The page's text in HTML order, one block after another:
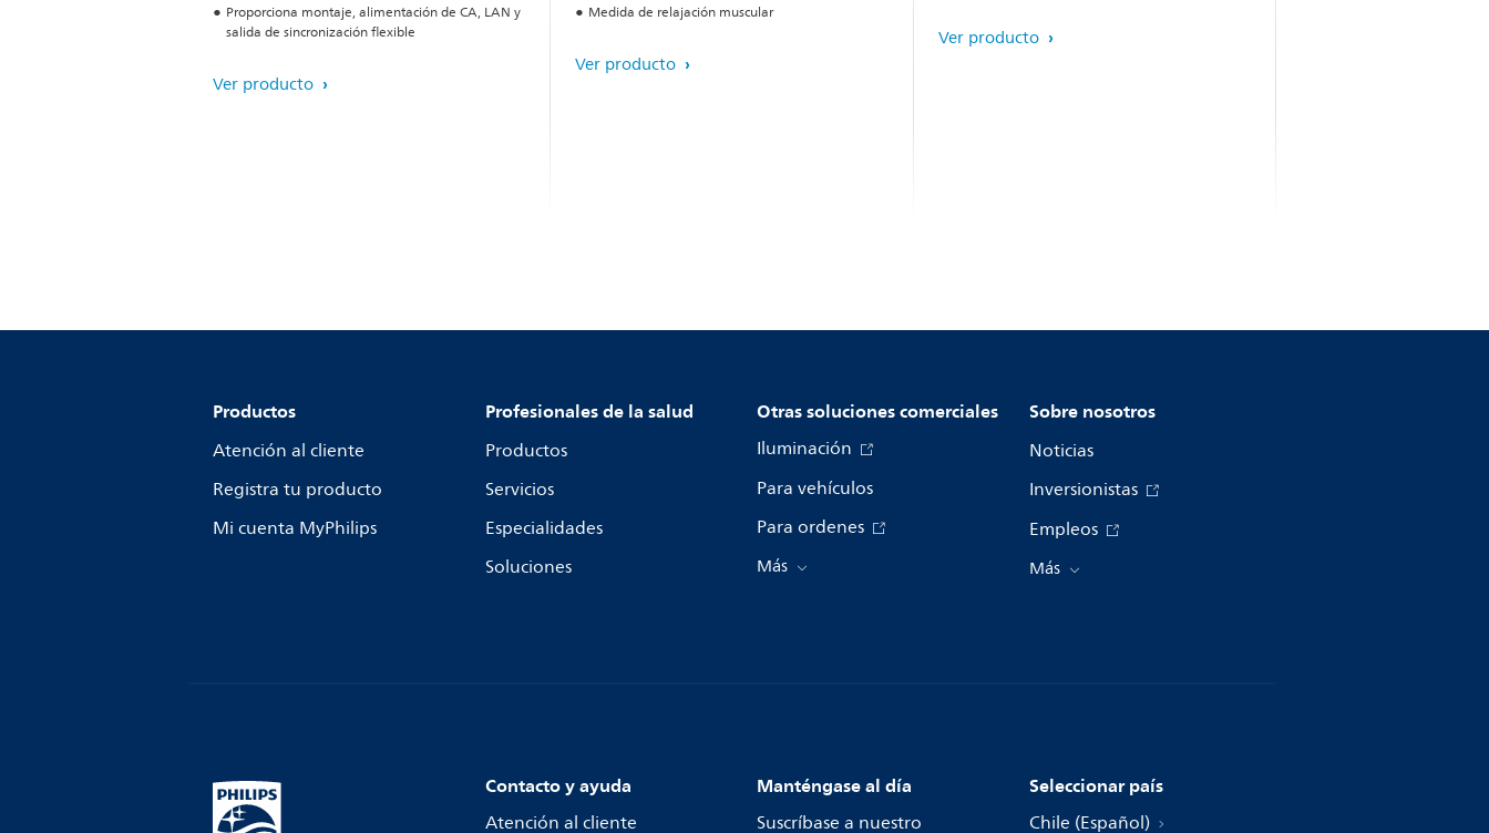
Proporciona montaje, alimentación de CA, LAN y
salida de sincronización flexible
Ver producto
Medida de relajación muscular
Ver producto
Ver producto
Productos
Atención al cliente
Registra tu producto
Mi cuenta MyPhilips
Profesionales de la salud
Productos
Servicios
Especialidades
Soluciones
Otras soluciones comerciales
Iluminación
Para vehículos
Para ordenes
Más
Sobre nosotros
Noticias
Inversionistas
Empleos
Más
Contacto y ayuda
Atención al cliente
Manténgase al día
Suscríbase a nuestro
Seleccionar país
Chile (Español)